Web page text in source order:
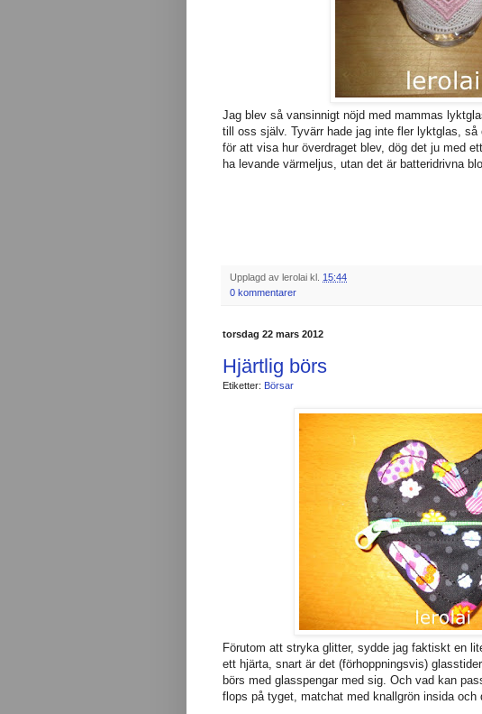
Jag blev så vansinnigt nöjd med mammas
till oss själv. Tyvärr hade jag inte fler lyktglas,
för att visa hur överdraget blev, dög det ju med
ha levande värmeljus, utan det är batteridrivna
Upplagd av lerolai kl. 15:44
0 kommentarer
torsdag 22 mars 2012
Hjärtlig börs
Etiketter: Börsar
Förutom att stryka glitter, sydde jag faktiskt en
ett hjärta, snart är det (förhoppningsvis)
börs med glasspengar med sig. Och vad kan
flops på tyget, matchat med knallgrön insida och